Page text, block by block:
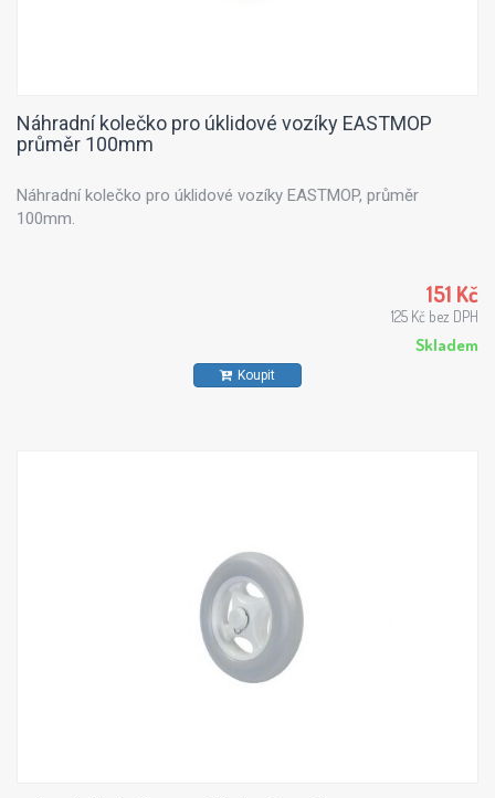
Náhradní kolečko pro úklidové vozíky EASTMOP
průměr 100mm
Náhradní kolečko pro úklidové vozíky EASTMOP, průměr
100mm.
151 Kč
125 Kč bez DPH
Skladem
Koupit